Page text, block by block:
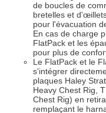
de boucles de
bretelles et
pour l'évacuation
En cas de charge
FlatPack et les
pour plus de
Le FlatPack et le
s'intégrer
plaques Haley
Heavy Chest Rig,
Chest Rig) en
remplaçant le